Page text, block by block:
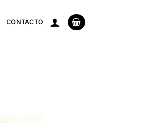
CONTACTO